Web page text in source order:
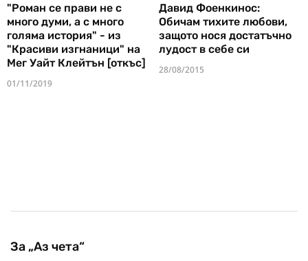
"Роман се прави не с
много думи, а с много
голяма история" - из
"Красиви изгнаници" на
Мег Уайт Клейтън [откъс]
01/11/2019
Давид Фоенкинос:
Обичам тихите любови,
защото нося достатъчно
лудост в себе си
28/08/2015
За „Аз чета“